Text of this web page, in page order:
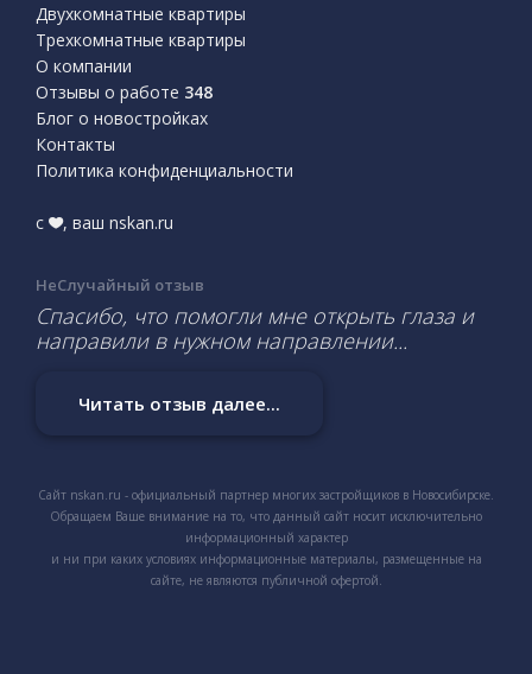
Двухкомнатные квартиры
Трехкомнатные квартиры
О компании
Отзывы о работе 348
Блог о новостройках
Контакты
Политика конфиденциальности
с , ваш nskan.ru
НеСлучайный отзыв
Спасибо, что помогли мне открыть глаза и
направили в нужном направлении...
Читать отзыв далее...
Сайт nskan.ru - официальный партнер многих застройщиков в Новосибирске.
Обращаем Ваше внимание на то, что данный сайт носит исключительно
информационный характер
и ни при каких условиях информационные материалы, размещенные на
сайте, не являются публичной офертой.